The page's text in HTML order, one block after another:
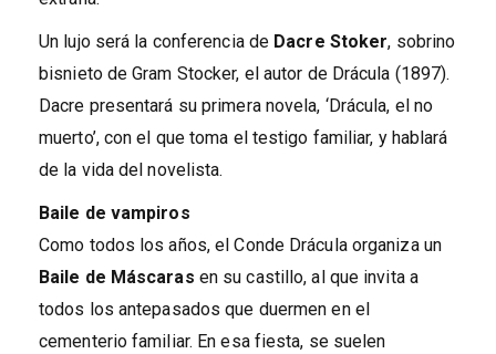
Un lujo será la conferencia de Dacre Stoker, sobrino
bisnieto de Gram Stocker, el autor de Drácula (1897).
Dacre presentará su primera novela, ‘Drácula, el no
muerto’, con el que toma el testigo familiar, y hablará
de la vida del novelista.
Baile de vampiros
Como todos los años, el Conde Drácula organiza un
Baile de Máscaras en su castillo, al que invita a
todos los antepasados que duermen en el
cementerio familiar. En esa fiesta, se suelen